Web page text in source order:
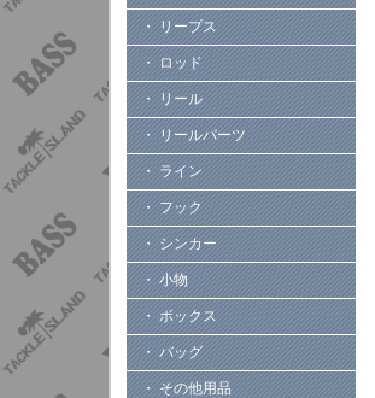
・ リープス
・ ロッド
・ リール
・ リールパーツ
・ ライン
・ フック
・ シンカー
・ 小物
・ ボックス
・ バッグ
・ その他用品